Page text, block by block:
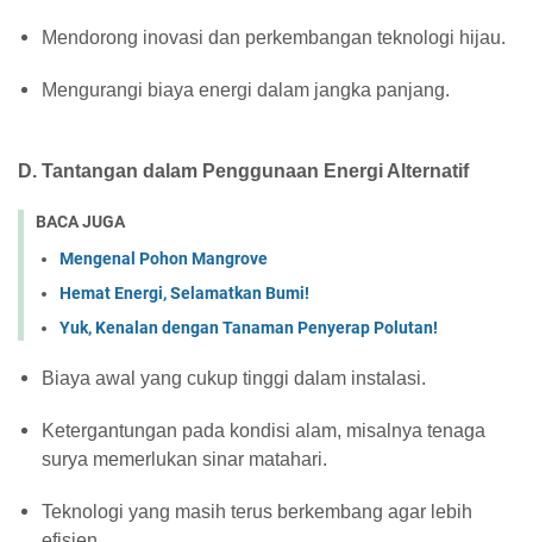
Mendorong inovasi dan perkembangan teknologi hijau.
Mengurangi biaya energi dalam jangka panjang.
D. Tantangan dalam Penggunaan Energi Alternatif
BACA JUGA
Mengenal Pohon Mangrove
Hemat Energi, Selamatkan Bumi!
Yuk, Kenalan dengan Tanaman Penyerap Polutan!
Biaya awal yang cukup tinggi dalam instalasi.
Ketergantungan pada kondisi alam, misalnya tenaga
surya memerlukan sinar matahari.
Teknologi yang masih terus berkembang agar lebih